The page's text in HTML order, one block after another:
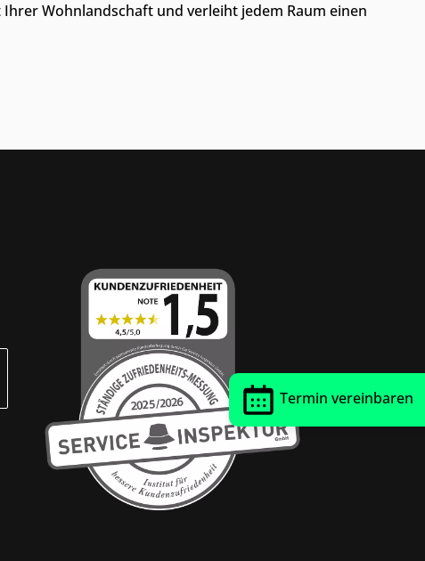
Wohnlandschaft und verleiht jedem Raum einen
Termin vereinbaren